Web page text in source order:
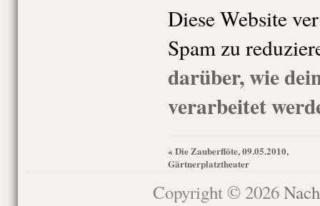
Diese Website
Spam zu
darüber, wie
verarbeitet
« Die Zauberflöte, 09.05.2010,
Gärtnerplatztheater
Copyright © 2026